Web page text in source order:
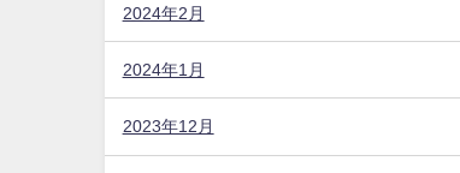
2024年2月
2024年1月
2023年12月